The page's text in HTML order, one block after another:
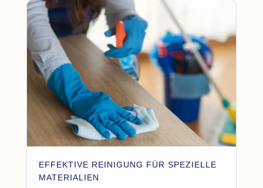
EFFEKTIVE REINIGUNG FÜR SPEZIELLE
MATERIALIEN